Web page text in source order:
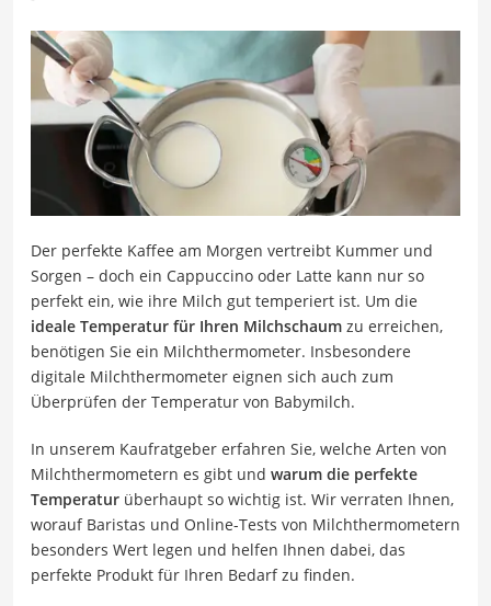
Der perfekte Kaffee am Morgen vertreibt Kummer und
Sorgen – doch ein Cappuccino oder Latte kann nur so
perfekt ein, wie ihre Milch gut temperiert ist. Um die
ideale Temperatur für Ihren Milchschaum zu erreichen,
benötigen Sie ein Milchthermometer. Insbesondere
digitale Milchthermometer eignen sich auch zum
Überprüfen der Temperatur von Babymilch.
In unserem Kaufratgeber erfahren Sie, welche Arten von
Milchthermometern es gibt und warum die perfekte
Temperatur überhaupt so wichtig ist. Wir verraten Ihnen,
worauf Baristas und Online-Tests von Milchthermometern
besonders Wert legen und helfen Ihnen dabei, das
perfekte Produkt für Ihren Bedarf zu finden.